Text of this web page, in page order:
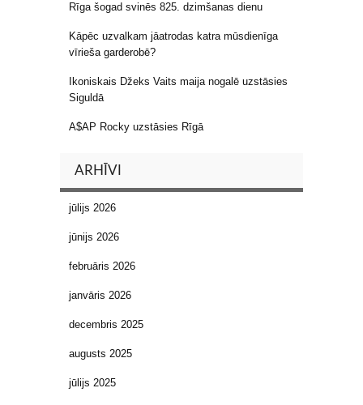
Rīga šogad svinēs 825. dzimšanas dienu
Kāpēc uzvalkam jāatrodas katra mūsdienīga
vīrieša garderobē?
Ikoniskais Džeks Vaits maija nogalē uzstāsies
Siguldā
A$AP Rocky uzstāsies Rīgā
ARHĪVI
jūlijs 2026
jūnijs 2026
februāris 2026
janvāris 2026
decembris 2025
augusts 2025
jūlijs 2025